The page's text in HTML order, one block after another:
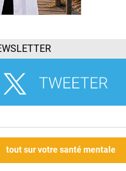
tout sur votre santé mentale